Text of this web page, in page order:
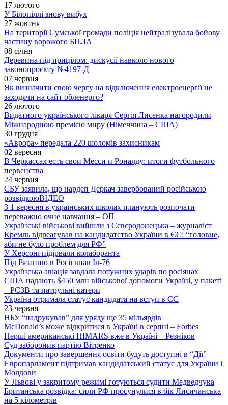
17 лютого
У Білопіллі знову вибух
27 жовтня
На території Сумської громади поліція нейтралізувала бойову
частину ворожого БПЛА
08 січня
Деревина під прицілом: дискусії навколо нового
законопроєкту №4197-Д
07 червня
Як визначити свою чергу на відключення електроенергії не
заходячи на сайт обленерго?
26 лютого
Видатного українського лікаря Сергія Лисенка нагородили
Міжнародною премією миру (Німеччина – США)
30 грудня
«Аврора» передала 220 шоломів захисникам
02 вересня
В Черкассах есть свои Месси и Роналду: итоги футбольного
первенства
24 червня
СБУ заявила, що нардеп Деркач завербований російською
розвідкоюВІДЕО
З 1 вересня в українських школах планують розпочати
переважно очне навчання – ОП
Українські військові вийшли з Сєвєродонецька – журналіст
Кремль відреагував на кандидатство України в ЄС: “головне,
аби не було проблем для РФ”
У Херсоні підірвали колаборанта
Під Рязанню в Росії впав Іл-76
Українська авіація завдала потужних ударів по росіянах
США надають $450 млн військової допомоги Україні, у пакеті
– РСЗВ та патрульні катери
Україна отримала статус кандидата на вступ в ЄС
23 червня
НБУ “надрукував” для уряду ще 35 мільярдів
McDonald’s може відкритися в Україні в серпні – Forbes
Перші американські HIMARS вже в Україні – Резніков
Суд заборонив партію Вітренко
Документи про завершення освіти будуть доступні в “Дії”
Європарламент підтримав кандидатський статус для України і
Молдови
У Львові у закритому режимі готуються судити Медведчука
Британська розвідка: сили РФ просунулися в бік Лисичанська
на 5 кілометрів